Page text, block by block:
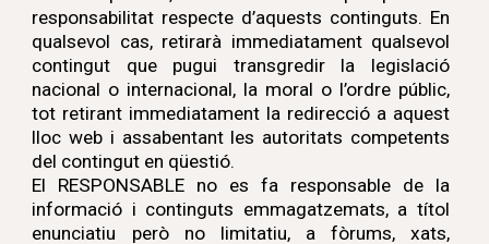
responsabilitat respecte d’aquests continguts. En
qualsevol cas, retirarà immediatament qualsevol
contingut que pugui transgredir la legislació
nacional o internacional, la moral o l’ordre públic,
tot retirant immediatament la redirecció a aquest
lloc web i assabentant les autoritats competents
del contingut en qüestió.
El RESPONSABLE no es fa responsable de la
informació i continguts emmagatzemats, a títol
enunciatiu però no limitatiu, a fòrums, xats,